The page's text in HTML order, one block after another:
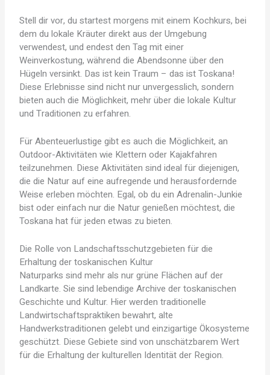
Stell dir vor, du startest morgens mit einem Kochkurs, bei
dem du lokale Kräuter direkt aus der Umgebung
verwendest, und endest den Tag mit einer
Weinverkostung, während die Abendsonne über den
Hügeln versinkt. Das ist kein Traum – das ist Toskana!
Diese Erlebnisse sind nicht nur unvergesslich, sondern
bieten auch die Möglichkeit, mehr über die lokale Kultur
und Traditionen zu erfahren.
Für Abenteuerlustige gibt es auch die Möglichkeit, an
Outdoor-Aktivitäten wie Klettern oder Kajakfahren
teilzunehmen. Diese Aktivitäten sind ideal für diejenigen,
die die Natur auf eine aufregende und herausfordernde
Weise erleben möchten. Egal, ob du ein Adrenalin-Junkie
bist oder einfach nur die Natur genießen möchtest, die
Toskana hat für jeden etwas zu bieten.
Die Rolle von Landschaftsschutzgebieten für die
Erhaltung der toskanischen Kultur
Naturparks sind mehr als nur grüne Flächen auf der
Landkarte. Sie sind lebendige Archive der toskanischen
Geschichte und Kultur. Hier werden traditionelle
Landwirtschaftspraktiken bewahrt, alte
Handwerkstraditionen gelebt und einzigartige Ökosysteme
geschützt. Diese Gebiete sind von unschätzbarem Wert
für die Erhaltung der kulturellen Identität der Region.